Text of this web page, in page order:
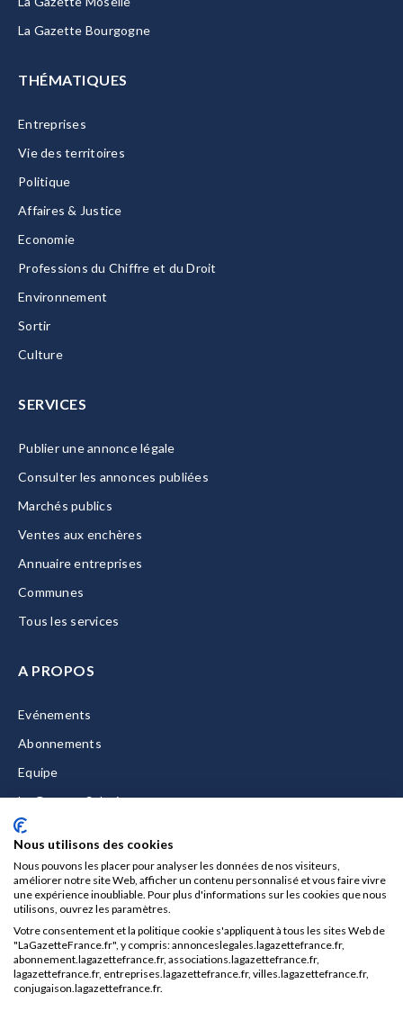
La Gazette Bourgogne
THÉMATIQUES
Entreprises
Vie des territoires
Politique
Affaires & Justice
Economie
Professions du Chiffre et du Droit
Environnement
Sortir
Culture
SERVICES
Publier une annonce légale
Consulter les annonces publiées
Marchés publics
Ventes aux enchères
Annuaire entreprises
Communes
Tous les services
A PROPOS
Evénements
Abonnements
Equipe
La Gazette Solutions
Nous contacter
Mentions légales
CGU/CGV
Données personnelles
Nous utilisons des cookies
Nous pouvons les placer pour analyser les données de nos visiteurs,
améliorer notre site Web, afficher un contenu personnalisé et vous faire vivre
une expérience inoubliable. Pour plus d'informations sur les cookies que nous
utilisons, ouvrez les paramètres.
Votre consentement et la politique cookie s'appliquent à tous les sites Web de
"LaGazetteFrance.fr", y compris: annonceslegales.lagazettefrance.fr,
abonnement.lagazettefrance.fr, associations.lagazettefrance.fr,
lagazettefrance.fr, entreprises.lagazettefrance.fr, villes.lagazettefrance.fr,
conjugaison.lagazettefrance.fr.